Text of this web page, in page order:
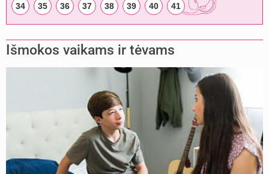
34 35 36 37 38 39 40 41
Išmokos vaikams ir tėvams